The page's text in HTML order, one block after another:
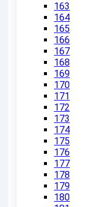
163
164
165
166
167
168
169
170
171
172
173
174
175
176
177
178
179
180